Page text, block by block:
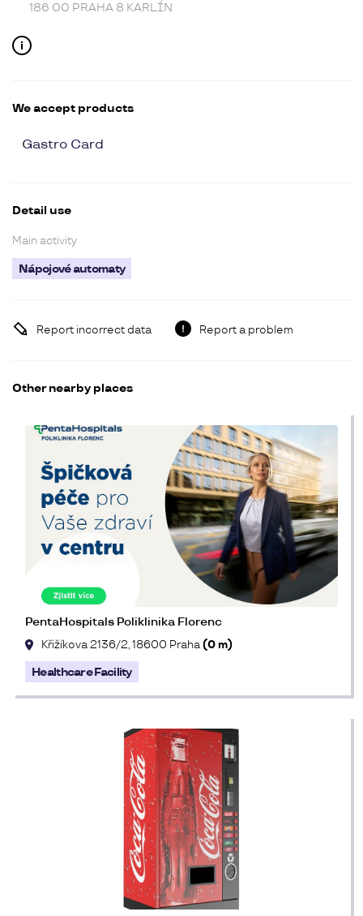
186 00 PRAHA 8 KARLÍN
We accept products
Gastro Card
Detail use
Main activity
Nápojové automaty
Report incorrect data Report a problem
Other nearby places
PentaHospitals Poliklinika Florenc
Křižíkova 2136/2, 18600 Praha(0 m)
Healthcare Facility